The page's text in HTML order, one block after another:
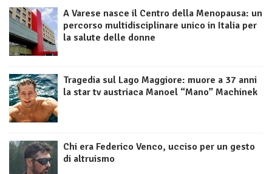
A Varese nasce il Centro della Menopausa: un
percorso multidisciplinare unico in Italia per
la salute delle donne
Tragedia sul Lago Maggiore: muore a 37 anni
la star tv austriaca Manoel “Mano” Machinek
Chi era Federico Venco, ucciso per un gesto
di altruismo